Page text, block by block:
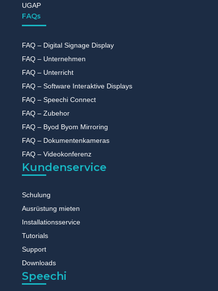
UGAP
FAQs
FAQ – Digital Signage Display
FAQ – Unternehmen
FAQ – Unterricht
FAQ – Software Interaktive Displays
FAQ – Speechi Connect
FAQ – Zubehor
FAQ – Byod Byom Mirroring
FAQ – Dokumentenkameras
FAQ – Videokonferenz
Kundenservice
Schulung
Ausrüstung mieten
Installationsservice
Tutorials
Support
Downloads
Speechi